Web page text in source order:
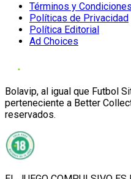
Términos y Condiciones
Políticas de Privacidad
Política Editorial
Ad Choices
Bolavip, al igual que Futbol
perteneciente a Better
reservados.